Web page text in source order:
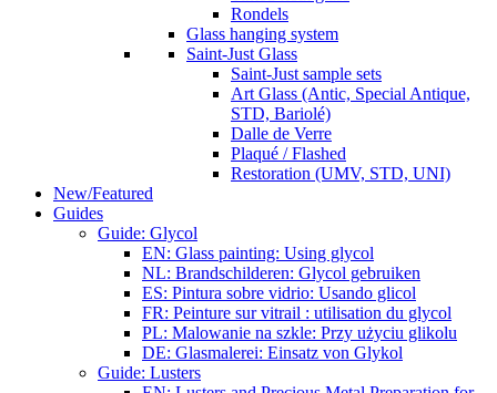
Rondels
Glass hanging system
Saint-Just Glass
Saint-Just sample sets
Art Glass (Antic, Special Antique,
STD, Bariolé)
Dalle de Verre
Plaqué / Flashed
Restoration (UMV, STD, UNI)
New/Featured
Guides
Guide: Glycol
EN: Glass painting: Using glycol
NL: Brandschilderen: Glycol gebruiken
ES: Pintura sobre vidrio: Usando glicol
FR: Peinture sur vitrail : utilisation du glycol
PL: Malowanie na szkle: Przy użyciu glikolu
DE: Glasmalerei: Einsatz von Glykol
Guide: Lusters